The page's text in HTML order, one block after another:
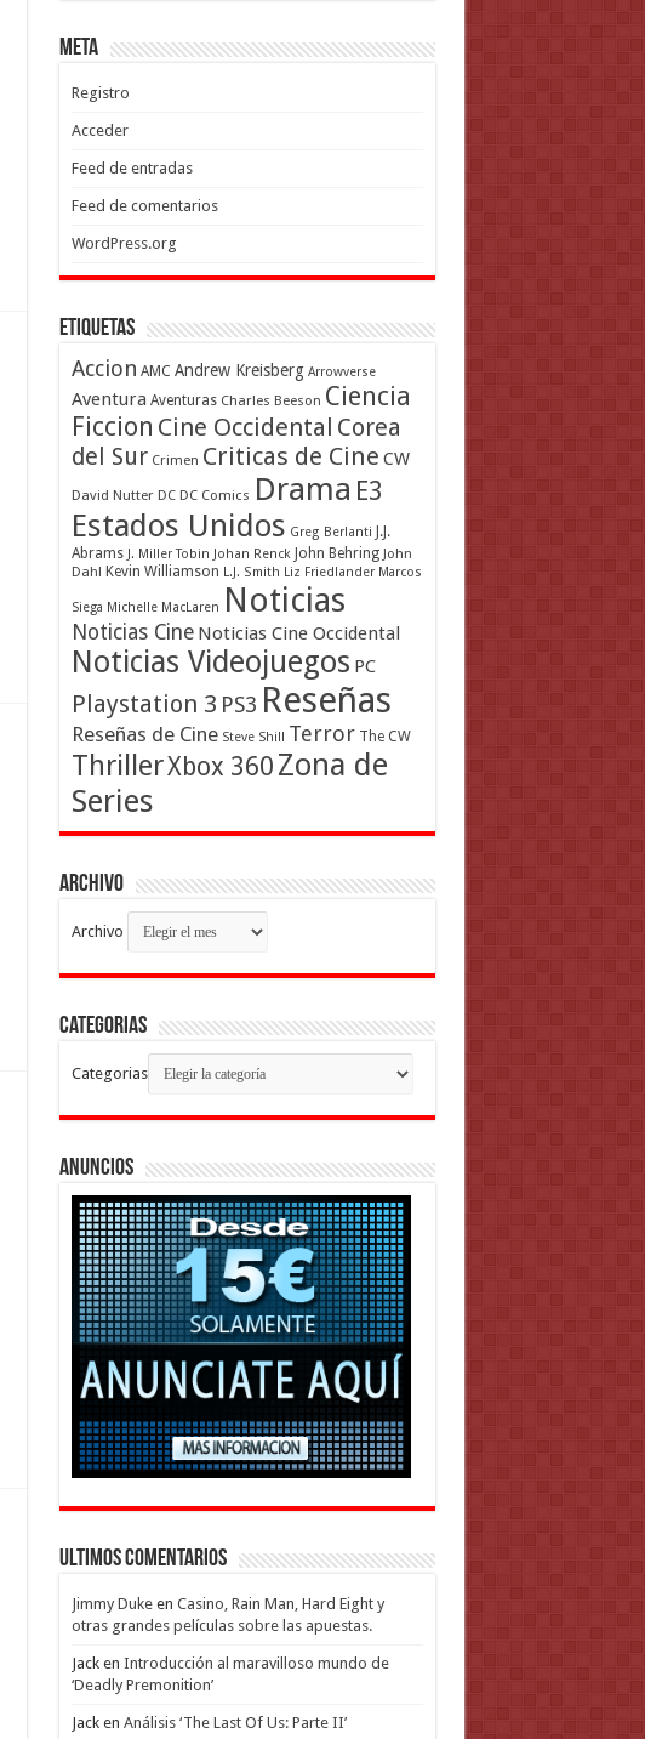
Meta
Registro
Acceder
Feed de entradas
Feed de comentarios
WordPress.org
Etiquetas
Accion AMC Andrew Kreisberg Arrowverse
Aventura Aventuras Charles Beeson Ciencia
Ficcion Cine Occidental Corea
del Sur Crimen Criticas de Cine CW
David Nutter DC DC Comics Drama E3
Estados Unidos Greg Berlanti
J.J.
Abrams J. Miller Tobin Johan Renck John Behring John
Dahl Kevin Williamson L.J. Smith Liz Friedlander Marcos
Siega Michelle MacLaren Noticias
Noticias Cine Noticias Cine Occidental
Noticias Videojuegos PC
Playstation 3 PS3 Reseñas
Reseñas de Cine Steve Shill Terror The CW
ThrillerXbox 360 Zona de
Series
Archivo
Archivo
Categorias
Categorias
Anuncios
Ultimos Comentarios
Jimmy Dukeen Casino, Rain Man, Hard Eight y
otras grandes películas sobre las apuestas.
Jacken Introducción al maravilloso mundo de
‘Deadly Premonition’
Jacken Análisis ‘The Last Of Us: Parte II’